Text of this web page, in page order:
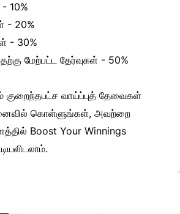
10%
- 20%
- 30%
மேற்பட்ட தேர்வுகள் - 50%
குறைந்தபட்ச வாய்ப்புத் தேவைகள்
கொள்ளுங்கள், அவற்றை
Boost Your Winnings